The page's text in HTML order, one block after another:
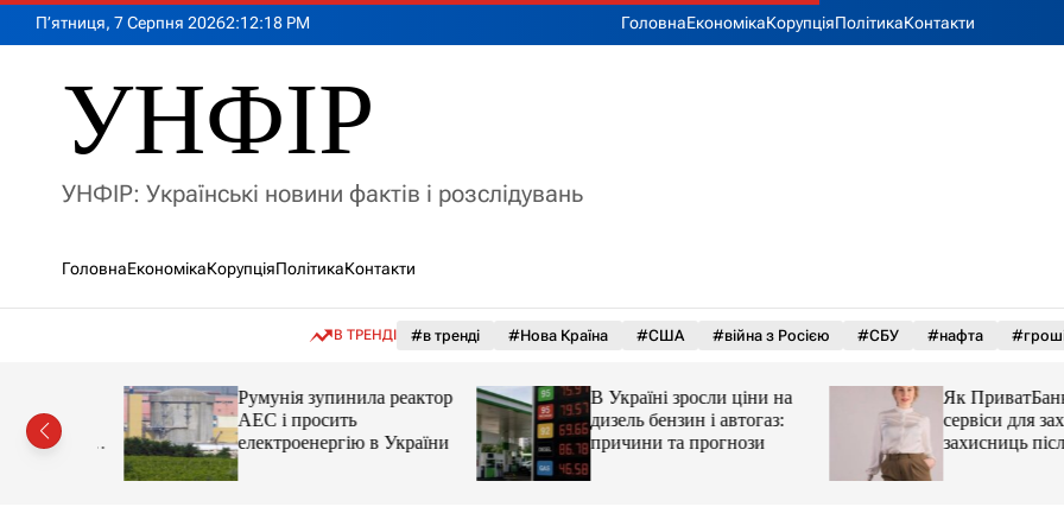
П’ятниця, 7 Серпня 20262:12:20 PM ГоловнаЕкономікаКорупціяПолітикаКонтакти
УНФІР
УНФІР: Українські новини фактів і розслідувань
ГоловнаЕкономікаКорупціяПолітикаКонтакти
В ТРЕНДІ #в тренді #Нова Країна #США #війна з Росією #СБУ #нафта
цін і
Румунія зупинила реактор
АЕС і просить
електроенергію в України
В Україні зросли ціни на
дизель бензин і автогаз:
причини та прогнози
Як ПриватБанк
сервіси для
захисниць після